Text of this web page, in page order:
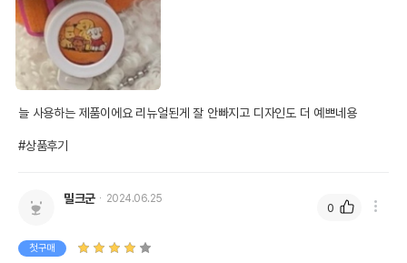
늘 사용하는 제품이에요 리뉴얼된게 잘 안빠지고 디자인도 더 예쁘네용
#상품후기
밀크군 2024.06.25
첫구매
0